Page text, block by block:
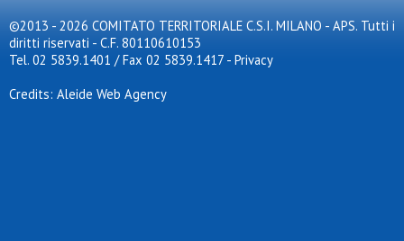
©2013 - 2026 COMITATO TERRITORIALE C.S.I. MILANO - APS. Tutti i
diritti riservati - C.F. 80110610153
Tel. 02 5839.1401 / Fax 02 5839.1417 - Privacy
Credits: Aleide Web Agency